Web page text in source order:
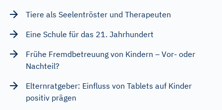
Tiere als Seelentröster und Therapeuten
Eine Schule für das 21. Jahrhundert
Frühe Fremdbetreuung von Kindern – Vor- oder
Nachteil?
Elternratgeber: Einfluss von Tablets auf Kinder
positiv prägen